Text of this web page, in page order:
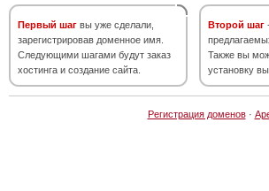
Первый шаг вы уже сделали,
зарегистрировав доменное имя.
Следующими шагами будут заказ
хостинга и создание сайта.
Второй шаг
Также вы
установку
Регистрация доменов·